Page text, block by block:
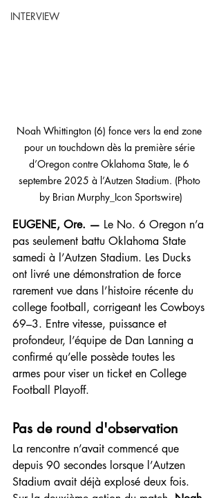
INTERVIEW
Noah Whittington (6) fonce vers la end zone
pour un touchdown dès la première série
d’Oregon contre Oklahoma State, le 6
septembre 2025 à l’Autzen Stadium. (Photo
by Brian Murphy_Icon Sportswire)
EUGENE, Ore. — Le No. 6 Oregon n’a
pas seulement battu Oklahoma State
samedi à l’Autzen Stadium. Les Ducks
ont livré une démonstration de force
rarement vue dans l’histoire récente du
college football, corrigeant les Cowboys
69–3. Entre vitesse, puissance et
profondeur, l’équipe de Dan Lanning a
confirmé qu’elle possède toutes les
armes pour viser un ticket en College
Football Playoff.
Pas de round d'observation
La rencontre n’avait commencé que
depuis 90 secondes lorsque l’Autzen
Stadium avait déjà explosé deux fois.